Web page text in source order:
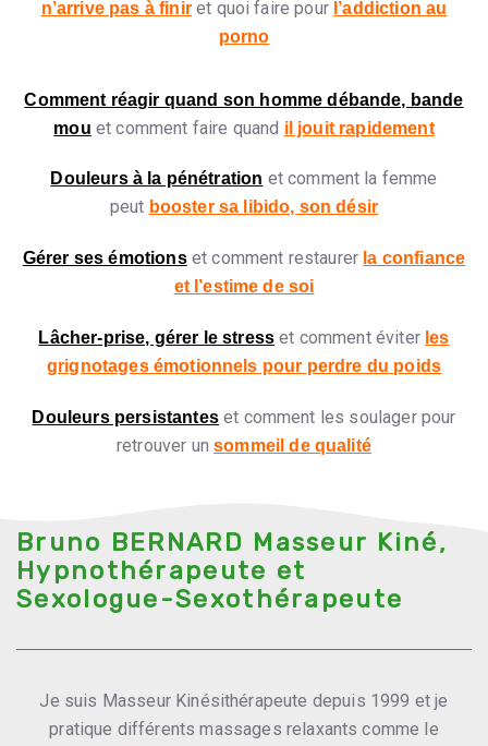
n’arrive pas à finiret quoi faire pour l’addiction au
porno
Comment réagir quand son homme débande, bande
mou et comment faire quand il jouit rapidement
Douleurs à la pénétration et comment la femme
peut booster sa libido, son désir
Gérer ses émotions et comment restaurer la confiance
et l’estime de soi
Lâcher-prise, gérer le stress et comment éviter les
grignotages émotionnels pour perdre du poids
Douleurs persistantes et comment les soulager pour
retrouver unsommeil de qualité
Bruno BERNARD Masseur Kiné,
Hypnothérapeute et
Sexologue-Sexothérapeute
Je suis Masseur Kinésithérapeute depuis 1999 et je
pratique différents massages relaxants comme le